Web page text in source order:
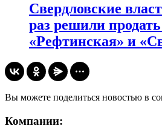
Свердловские
раз решили
«Рефтинская» и
Вы можете поделиться новостью в
Компании: